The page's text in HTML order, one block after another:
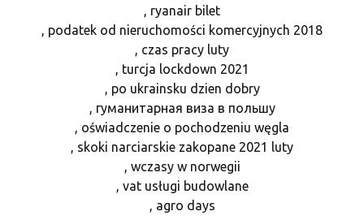
, ryanair bilet
, podatek od nieruchomości komercyjnych 2018
, czas pracy luty
, turcja lockdown 2021
, po ukrainsku dzien dobry
, гуманитарная виза в польшу
, oświadczenie o pochodzeniu węgla
, skoki narciarskie zakopane 2021 luty
, wczasy w norwegii
, vat usługi budowlane
, agro days